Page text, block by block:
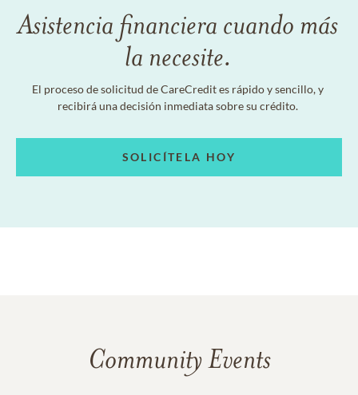
Asistencia financiera cuando más
la necesite.
El proceso de solicitud de CareCredit es rápido y sencillo, y
recibirá una decisión inmediata sobre su crédito.
SOLICÍTELA HOY
Community Events